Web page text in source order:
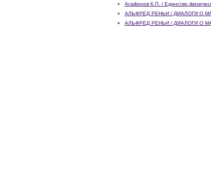
Агафонов К.П. / Единство
АЛЬФРЕД РЕНЬИ / ДИАЛОГИ О
АЛЬФРЕД РЕНЬИ / ДИАЛОГИ О